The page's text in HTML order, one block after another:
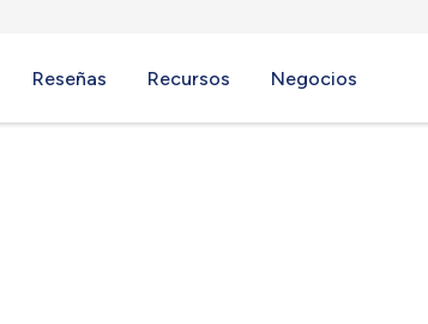
Reseñas Recursos Negocios